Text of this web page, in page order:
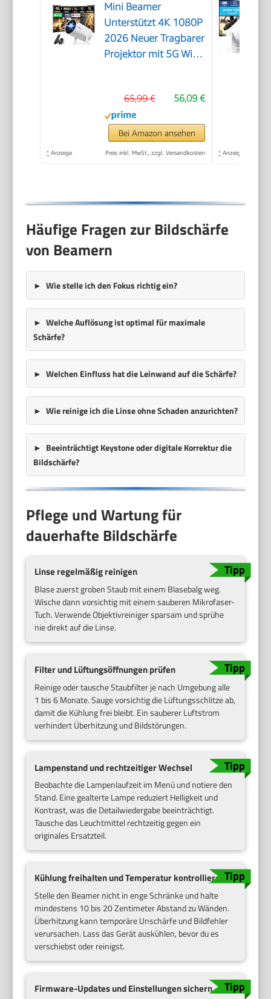
Mini Beamer
Unterstützt 4K 1080P
2026 Neuer Tragbarer
Projektor mit 5G WiFi
Automatische
Trapezialkorrektur
180 ° Drehung für
HDMI/Tv
56,09 €
65,99 €
Bei Amazon ansehen
* Anzeige Preis inkl. MwSt., zzgl. Versandkosten * Anzeige
Häufige Fragen zur Bildschärfe
von Beamern
Wie stelle ich den Fokusrichtig ein?
WelcheAuflösungist optimal für maximale
Schärfe?
Welchen Einfluss hat dieLeinwandauf die Schärfe?
Wie reinige ich dieLinseohne Schaden anzurichten?
BeeinträchtigtKeystoneoder digitale Korrektur die
Bildschärfe?
Pflege und Wartung für
dauerhafte Bildschärfe
Linse regelmäßig reinigen
Blase zuerst groben Staub mit einem Blasebalg weg.
Wische dann vorsichtig mit einem sauberen Mikrofaser-
Tuch. Verwende Objektivreiniger sparsam und sprühe
nie direkt auf die Linse.
Filter und Lüftungsöffnungen prüfen
Reinige oder tausche Staubfilter je nach Umgebung alle
1 bis 6 Monate. Sauge vorsichtig die Lüftungsschlitze ab,
damit die Kühlung frei bleibt. Ein sauberer Luftstrom
verhindert Überhitzung und Bildstörungen.
Lampenstand und rechtzeitiger Wechsel
Beobachte die Lampenlaufzeit im Menü und notiere den
Stand. Eine gealterte Lampe reduziert Helligkeit und
Kontrast, was die Detailwiedergabe beeinträchtigt.
Tausche das Leuchtmittel rechtzeitig gegen ein
originales Ersatzteil.
Kühlung freihalten und Temperatur kontrollieren
Stelle den Beamer nicht in enge Schränke und halte
mindestens 10 bis 20 Zentimeter Abstand zu Wänden.
Überhitzung kann temporäre Unschärfe und Bildfehler
verursachen. Lass das Gerät auskühlen, bevor du es
verschiebst oder reinigst.
Firmware-Updates und Einstellungen sichern